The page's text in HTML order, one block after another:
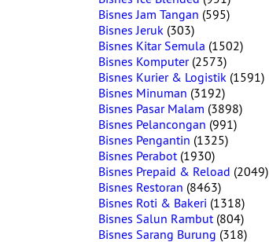
Bisnes Jam Tangan (595)
Bisnes Jeruk (303)
Bisnes Kitar Semula (1502)
Bisnes Komputer(2573)
Bisnes Kurier & Logistik (1591)
Bisnes Minuman (3192)
Bisnes Pasar Malam (3898)
Bisnes Pelancongan (991)
Bisnes Pengantin (1325)
Bisnes Perabot(1930)
Bisnes Prepaid & Reload (2049)
Bisnes Restoran (8463)
Bisnes Roti & Bakeri (1318)
Bisnes Salun Rambut(804)
Bisnes Sarang Burung (318)